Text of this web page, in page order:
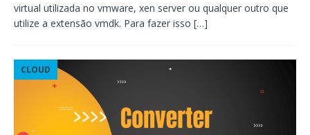
virtual utilizada no vmware, xen server ou qualquer outro que
utilize a extensão vmdk. Para fazer isso […]
CLOUD